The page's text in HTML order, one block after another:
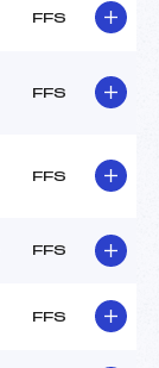
FFS
FFS
FFS
FFS
FFS